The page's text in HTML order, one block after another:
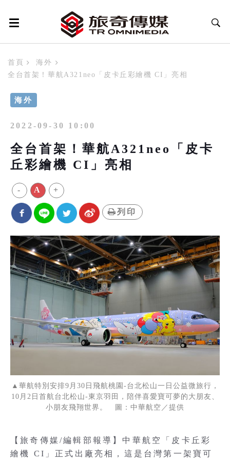
首頁
海外
全台首架！華航A321neo「皮卡丘彩繪機 CI」亮相
海外
2022-09-30 10:00
全台首架！華航A321neo「皮卡
丘彩繪機 CI」亮相
- A +
列印
▲華航特別安排9月30日飛航桃園-台北松山一日公益微旅行，
10月2日首航台北松山-東京羽田，陪伴喜愛寶可夢的大朋友、
小朋友飛翔世界。 圖：中華航空／提供
【旅奇傳媒/編輯部報導】中華航空「皮卡丘彩
繪機 CI」正式出廠亮相，這是台灣第一架寶可